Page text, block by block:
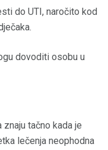
do UTI, naročito kod
dovoditi osobu u
tačno kada je
lečenja neophodna